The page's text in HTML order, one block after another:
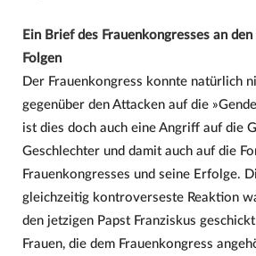
Ein Brief des Frauenkongresses an
Folgen
Der Frauenkongress konnte natürlich
gegenüber den Attacken auf die
ist dies doch auch eine Angriff auf die
Geschlechter und damit auch auf die
Frauenkongresses und seine Erfolge.
gleichzeitig kontroverseste Reaktion
den jetzigen Papst Franziskus
Frauen, die dem Frauenkongress